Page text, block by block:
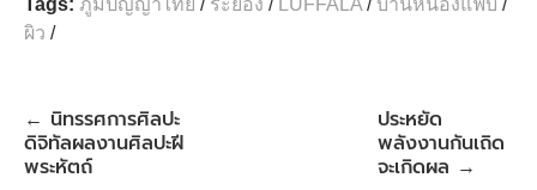
e
b
e
t
t
Tags: ภูมิปัญญาไทย / ระยอง / LUFFALA /บ้านหนองแฟบ /
ผิว /
← นิทรรศการศิลปะ
ดิจิทัลผลงานศิลปะฝี
พระหัตถ์
ประหยัด
พลังงานกันเถิด
จะเกิดผล →